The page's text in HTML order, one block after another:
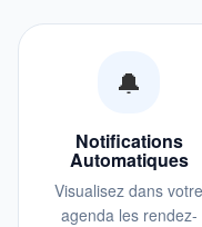
🔔
Notifications
Automatiques
Visualisez dans votre
agenda les rendez-